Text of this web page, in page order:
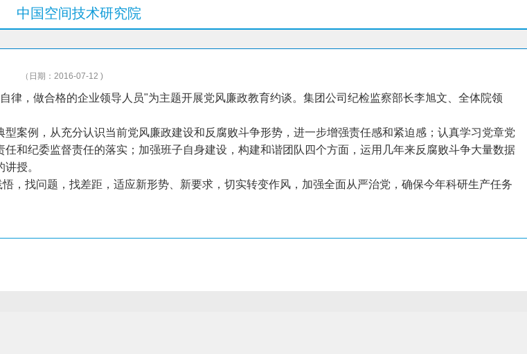
中国空间技术研究院
（日期：2016-07-12 )
，做合格的企业领导人员"为主题开展党风廉政教育约谈。集团公司纪检监察部长李旭文、全体院领
案例，从充分认识当前党风廉政建设和反腐败斗争形势，进一步增强责任感和紧迫感；认真学习党章党
和纪委监督责任的落实；加强班子自身建设，构建和谐团队四个方面，运用几年来反腐败斗争大量数据
授。
，找问题，找差距，适应新形势、新要求，切实转变作风，加强全面从严治党，确保今年科研生产任务